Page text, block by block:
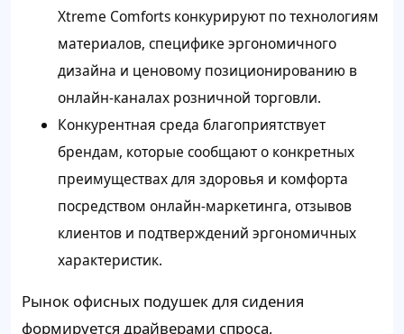
Xtreme Comforts конкурируют по технологиям
материалов, специфике эргономичного
дизайна и ценовому позиционированию в
онлайн-каналах розничной торговли.
Конкурентная среда благоприятствует
брендам, которые сообщают о конкретных
преимуществах для здоровья и комфорта
посредством онлайн-маркетинга, отзывов
клиентов и подтверждений эргономичных
характеристик.
Рынок офисных подушек для сидения
формируется драйверами спроса,